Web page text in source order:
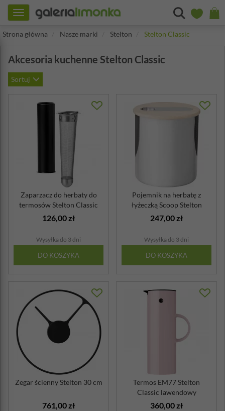
Toggle
navigation
Strona główna
Nasze marki Stelton Stelton Classic
Akcesoria kuchenne Stelton Classic
Sortuj
Zaparzacz do herbaty do
termosów Stelton Classic
126,00 zł
Wysyłka do 3 dni
DO KOSZYKA
Pojemnik na herbatę z
łyżeczką Scoop Stelton
247,00 zł
Wysyłka do 3 dni
DO KOSZYKA
Zegar ścienny Stelton 30 cm
761,00 zł
Termos EM77 Stelton
Classic lawendowy
360,00 zł